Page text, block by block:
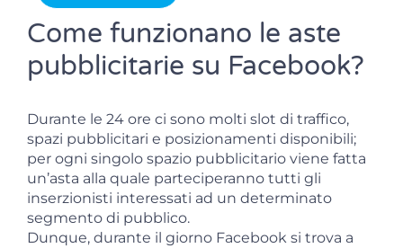
Come funzionano le aste
pubblicitarie su Facebook?
Durante le 24 ore ci sono molti slot di traffico,
spazi pubblicitari e posizionamenti disponibili;
per ogni singolo spazio pubblicitario viene fatta
un’asta alla quale parteciperanno tutti gli
inserzionisti interessati ad un determinato
segmento di pubblico.
Dunque, durante il giorno Facebook si trova a